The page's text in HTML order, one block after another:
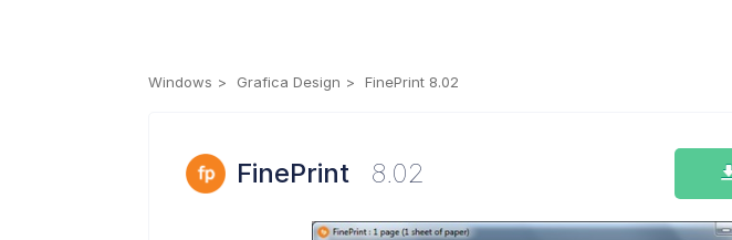
Windows Grafica Design FinePrint 8.02
FinePrint 8.02